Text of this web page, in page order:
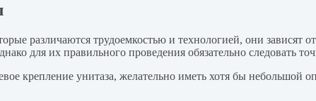
различаются трудоемкостью и технологией, они зависят
для их правильного проведения обязательно следовать
крепление унитаза, желательно иметь хотя бы небольшой